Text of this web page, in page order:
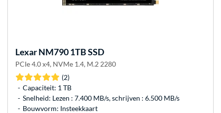
LexarNM790 1TB SSD
PCIe 4.0 x4, NVMe 1.4, M.2 2280
(2)
Capaciteit: 1 TB
Snelheid: Lezen : 7.400 MB/s, schrijven : 6.500 MB/s
Bouwvorm: Insteekkaart